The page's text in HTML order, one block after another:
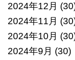
2024年12月
2024年11月
2024年10月
2024年9月 (30)